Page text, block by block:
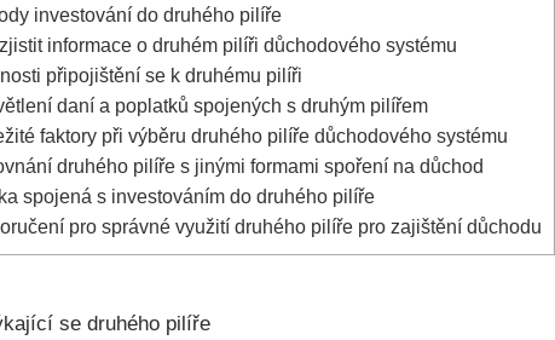
investování do druhého pilíře
informace o druhém pilíři důchodového systému
připojištění se k druhému pilíři
daní a poplatků spojených s druhým pilířem
faktory při výběru druhého pilíře důchodového systému
druhého pilíře s jinými formami spoření na důchod
spojená s investováním do druhého pilíře
pro správné využití druhého pilíře pro zajištění důchodu
se druhého pilíře